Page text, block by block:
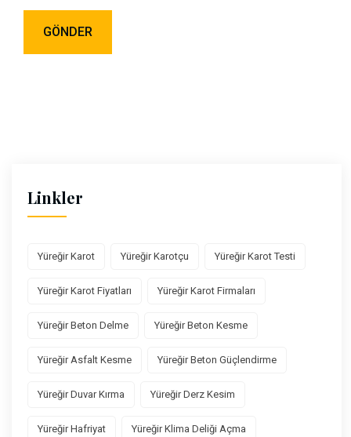
Linkler
Yüreğir Karot Yüreğir Karotçu Yüreğir Karot Testi
Yüreğir Karot Fiyatları Yüreğir Karot Firmaları
Yüreğir Beton Delme Yüreğir Beton Kesme
Yüreğir Asfalt Kesme Yüreğir Beton Güçlendirme
Yüreğir Duvar Kırma Yüreğir Derz Kesim
Yüreğir Hafriyat Yüreğir Klima Deliği Açma